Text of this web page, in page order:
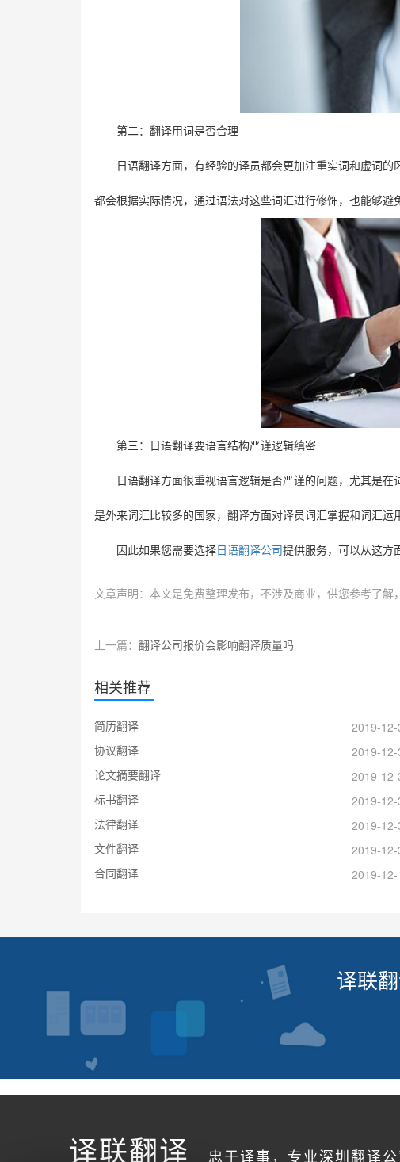
第二：翻译用词是否合理
日语翻译方面，有经验的译员都会更加注重实词和虚词
都会根据实际情况，通过语法对这些词汇进行修饰，也能够避
第三：日语翻译要语言结构严谨逻辑缜密
日语翻译方面很重视语言逻辑是否严谨的问题，尤其是
是外来词汇比较多的国家，翻译方面对译员词汇掌握和词汇运
因此如果您需要选择日语翻译公司 提供服务，可以从这方
文章声明：本文是免费整理发布，不涉及商业，供您参考了解
上一篇： 翻译公司报价会影响翻译质量吗
相关推荐
简历翻译 2019-12-
协议翻译
2019-12-
论文摘要翻译
2019-12-
标书翻译
2019-12-
法律翻译
2019-12-
文件翻译
2019-12-
合同翻译
2019-12-
译联
译联翻译 忠于译事，专业深圳翻译公